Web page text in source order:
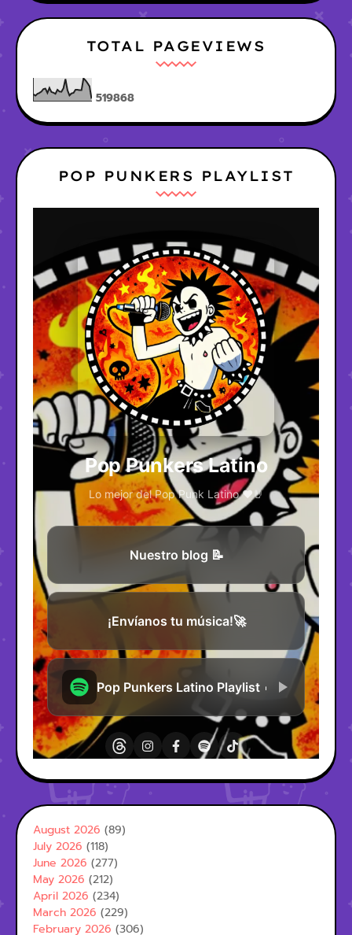
TOTAL PAGEVIEWS
519868
POP PUNKERS PLAYLIST
August 2026 (89)
July 2026 (118)
June 2026 (277)
May 2026 (212)
April 2026 (234)
March 2026 (229)
February 2026 (306)